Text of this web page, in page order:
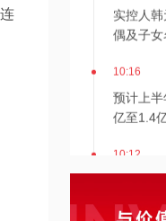
实控人
偶及子
10:16
预计上
亿至1.4
10:12
行业整